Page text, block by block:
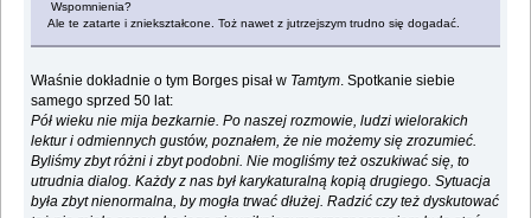
Wspomnienia?
Ale te zatarte i zniekształcone. Toż nawet z jutrzejszym trudno się dogadać.
Właśnie dokładnie o tym Borges pisał w Tamtym. Spotkanie siebie
samego sprzed 50 lat:
Pół wieku nie mija bezkarnie. Po naszej rozmowie, ludzi wielorakich
lektur i odmiennych gustów, poznałem, że nie możemy się zrozumieć.
Byliśmy zbyt różni i zbyt podobni. Nie mogliśmy też oszukiwać się, to
utrudnia dialog. Każdy z nas był karykaturalną kopią drugiego. Sytuacja
była zbyt nienormalna, by mogła trwać dłużej. Radzić czy też dyskutować